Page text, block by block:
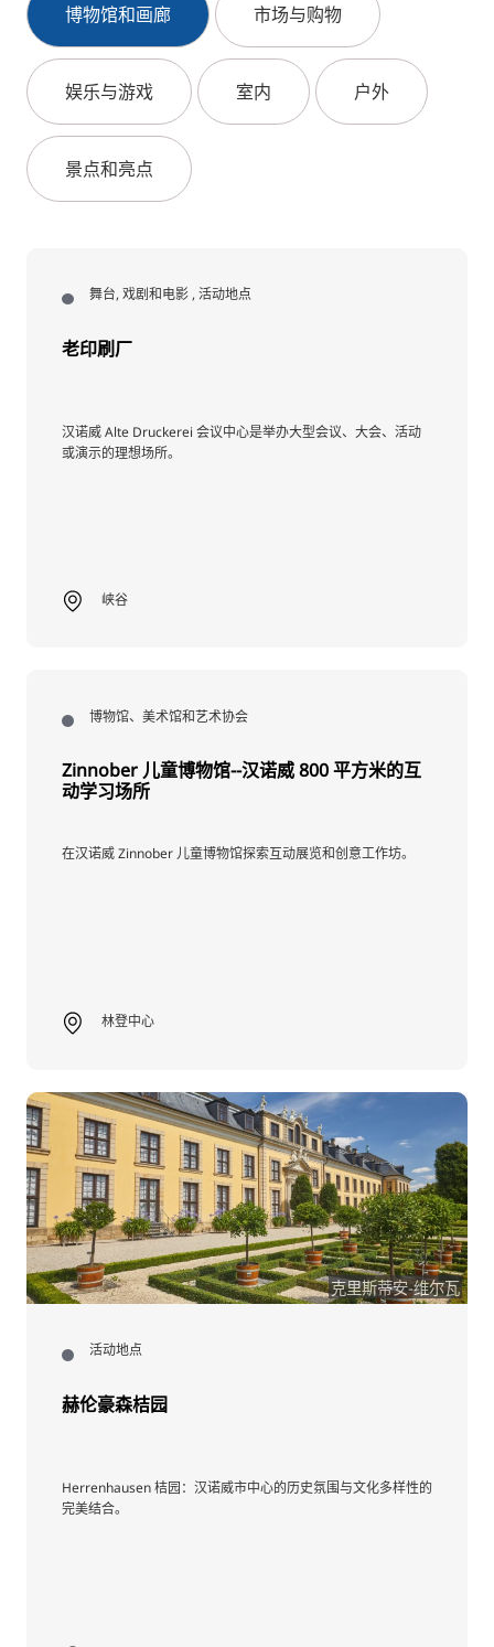
博物馆和画廊 市场与购物
娱乐与游戏 室内 户外
景点和亮点
舞台, 戏剧和电影 , 活动地点
老印刷厂
汉诺威 Alte Druckerei 会议中心是举办大型会议、大会、活动
或演示的理想场所。
峡谷
博物馆、美术馆和艺术协会
Zinnober 儿童博物馆--汉诺威 800 平方米的互
动学习场所
在汉诺威 Zinnober 儿童博物馆探索互动展览和创意工作坊。
林登中心
克里斯蒂安-维尔瓦
活动地点
赫伦豪森桔园
Herrenhausen 桔园：汉诺威市中心的历史氛围与文化多样性的
完美结合。